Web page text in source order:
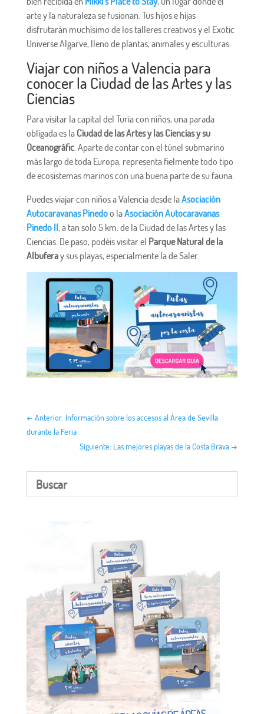
arte y la naturaleza se fusionan. Tus hijos e hijas
disfrutarán muchísimo de los talleres creativos y el Exotic
Universe Algarve, lleno de plantas, animales y esculturas.
Viajar con niños a Valencia para
conocer la Ciudad de las Artes y las
Ciencias
Para visitar la capital del Turia con niños, una parada
obligada es la Ciudad de las Artes y las Ciencias y su
Oceanogràfic. Aparte de contar con el túnel submarino
más largo de toda Europa, representa fielmente todo tipo
de ecosistemas marinos con una buena parte de su fauna.
Puedes viajar con niños a Valencia desde laAsociación
Autocaravanas Pinedoo laAsociación Autocaravanas
Pinedo II, a tan solo 5 km. de la Ciudad de las Artes y las
Ciencias. De paso, podéis visitar el Parque Natural de la
Albuferay sus playas, especialmente la de Saler.
← Anterior: Información sobre los accesos al Área de Sevilla
durante la Feria
Siguiente: Las mejores playas de la Costa Brava →